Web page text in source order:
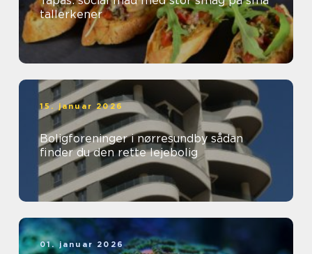
tallerkener
15. januar 2026
Boligforeninger i nørresundby sådan
finder du den rette lejebolig
01. januar 2026